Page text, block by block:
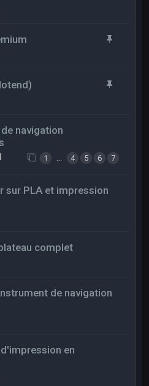
navigation
1 4 5 6 7
sur PLA et impression
complet
de navigation
en